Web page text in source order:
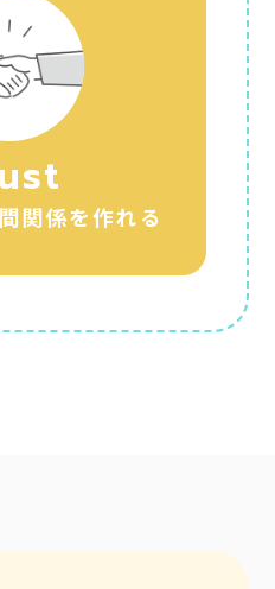
関係を作れる